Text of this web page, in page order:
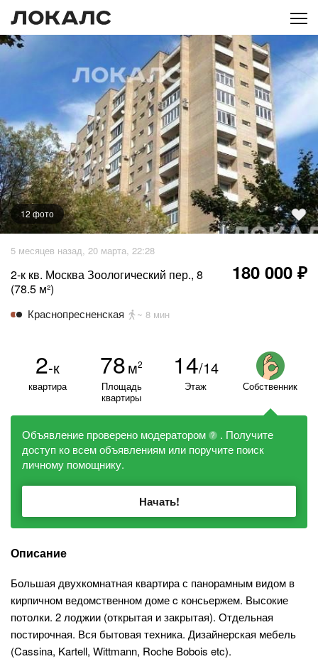
12 фото
5 месяцев назад, 20 марта, 22:28
2-к кв. Москва Зоологический пер., 8
(78.5 м²)
180 000 ₽
Краснопресненская ~ 8 мин
2-к
квартира
78м2
Площадь
квартиры
14/14
Этаж Собственник
Объявление проверено модератором ?
. Получите
доступ ко всем объявлениям или поручите поиск
личному помощнику.
Начать!
Описание
Большая двухкомнатная квартира с панорамным видом в
кирпичном ведомственном доме c консьержем. Высокие
потолки. 2 лоджии (открытая и закрытая). Отдельная
постирочная. Вся бытовая техника. Дизайнерская мебель
(Cassina, Kartell, Wittmann, Roche Bobois etc).